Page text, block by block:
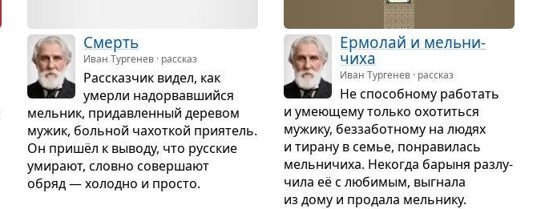
Смерть
Иван Тургенев · рассказ
Рас­сказ­чик видел, как
умерли надо­рвав­шийся
мель­ник, при­дав­лен­ный дере­вом
мужик, боль­ной чахот­кой при­я­тель.
Он пришёл к выводу, что рус­ские
уми­рают, словно совер­шают
обряд — холодно и про­сто.
Ермо­лай и мель­ни­
чиха
Иван Тургенев · рассказ
Не спо­соб­ному рабо­тать
и уме­ю­щему только охо­титься
мужику, без­за­бот­ному на людях
и тирану в семье, понра­ви­лась
мель­ни­чиха. Неко­гда барыня раз­лу­
чила её с люби­мым, выгнала
из дому и про­дала мель­нику.